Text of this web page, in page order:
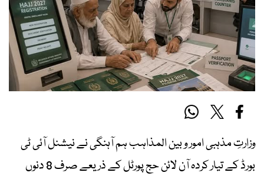
وزارتِ مذہبی امور و بین المذاہب ہم آہنگی نے نیشنل آئی ٹی
بورڈ کے تیار کردہ آن لائن حج پورٹل کے ذریعے صرف8دنوں